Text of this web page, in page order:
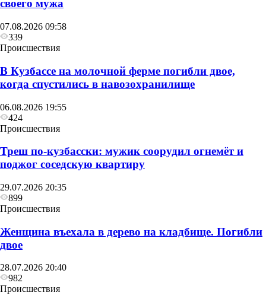
своего мужа
07.08.2026 09:58
339
Происшествия
В Кузбассе на молочной ферме погибли двое,
когда спустились в навозохранилище
06.08.2026 19:55
424
Происшествия
Треш по-кузбасски: мужик соорудил огнемёт и
поджог соседскую квартиру
29.07.2026 20:35
899
Происшествия
Женщина въехала в дерево на кладбище. Погибли
двое
28.07.2026 20:40
982
Происшествия